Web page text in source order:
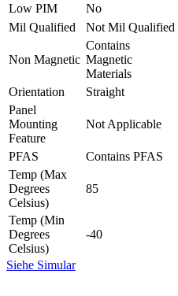
Low PIM
No
Mil Qualified
Not Mil Qualified
Non Magnetic
Contains
Magnetic
Materials
Orientation
Straight
Panel
Mounting
Feature
Not Applicable
PFAS
Contains PFAS
Temp (Max
Degrees
Celsius)
85
Temp (Min
Degrees
Celsius)
-40
Siehe Simular